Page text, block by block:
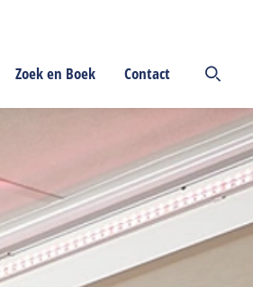
Zoek en Boek Contact